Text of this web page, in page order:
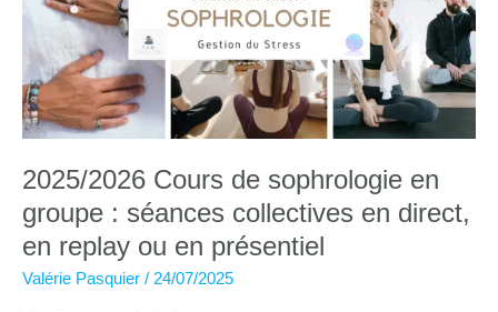
en
en
replay
ou
en
présentiel
2025/2026 Cours de sophrologie en
groupe : séances collectives en direct,
en replay ou en présentiel
Valérie Pasquier / 24/07/2025